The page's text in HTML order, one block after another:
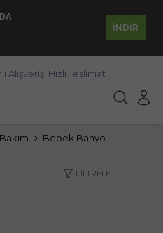
İNDİR
Alışveriş, Hızlı Teslimat
Bebek Banyo
FILTRELE